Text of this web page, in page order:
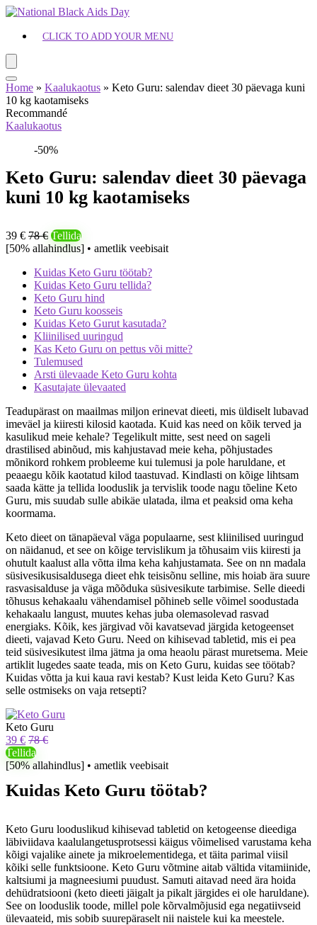
CLICK TO ADD YOUR MENU
Home » Kaalukaotus » Keto Guru: salendav dieet 30 päevaga kuni
10 kg kaotamiseks
Recommandé
Kaalukaotus
-50%
Keto Guru: salendav dieet 30 päevaga
kuni 10 kg kaotamiseks
39 € 78 € Tellida
[50% allahindlus] • ametlik veebisait
Kuidas Keto Guru töötab?
Kuidas Keto Guru tellida?
Keto Guru hind
Keto Guru koosseis
Kuidas Keto Gurut kasutada?
Kliinilised uuringud
Kas Keto Guru on pettus või mitte?
Tulemused
Arsti ülevaade Keto Guru kohta
Kasutajate ülevaated
Teadupärast on maailmas miljon erinevat dieeti, mis üldiselt lubavad
imeväel ja kiiresti kilosid kaotada. Kuid kas need on kõik terved ja
kasulikud meie kehale? Tegelikult mitte, sest need on sageli
drastilised abinõud, mis kahjustavad meie keha, põhjustades
mõnikord rohkem probleeme kui tulemusi ja pole haruldane, et
peaaegu kõik kaotatud kilod taastuvad. Kindlasti on kõige lihtsam
saada kätte ja tellida looduslik ja tervislik toode nagu tõeline Keto
Guru, mis suudab sulle abikäe ulatada, ilma et peaksid oma keha
koormama.
Keto dieet on tänapäeval väga populaarne, sest kliinilised uuringud
on näidanud, et see on kõige tervislikum ja tõhusaim viis kiiresti ja
ohutult kaalust alla võtta ilma keha kahjustamata. See on nn madala
süsivesikusisaldusega dieet ehk teisisõnu selline, mis hoiab ära suure
rasvasisalduse ja väga mõõduka süsivesikute tarbimise. Selle dieedi
tõhusus kehakaalu vähendamisel põhineb selle võimel soodustada
kehakaalu langust, muutes kehas juba olemasolevad rasvad
energiaks. Kõik, kes järgivad või kavatsevad järgida ketogeenset
dieeti, vajavad Keto Guru. Need on kihisevad tabletid, mis ei pea
teid süsivesikutest ilma jätma ja oma heaolu pärast muretsema. Meie
artiklit lugedes saate teada, mis on Keto Guru, kuidas see töötab?
Kuidas võtta ja kui kaua ravi kestab? Kust leida Keto Guru? Kas
selle ostmiseks on vaja retsepti?
Keto Guru
39 € 78 €
Tellida
[50% allahindlus] • ametlik veebisait
Kuidas Keto Guru töötab?
Keto Guru looduslikud kihisevad tabletid on ketogeense dieediga
läbiviidava kaalulangetusprotsessi käigus võimelised varustama keha
kõigi vajalike ainete ja mikroelementidega, et täita parimal viisil
kõiki selle funktsioone. Keto Guru võtmine aitab vältida vitamiinide,
kaltsiumi ja magneesiumi puudust. Samuti aitavad need ära hoida
dehüdratsiooni (keto dieeti jäigalt ja pikalt järgides ei ole haruldane).
See on looduslik toode, millel pole kõrvalmõjusid ega negatiivseid
ülevaateid, mis sobib suurepäraselt nii naistele kui ka meestele.